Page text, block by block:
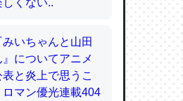
する新仮説